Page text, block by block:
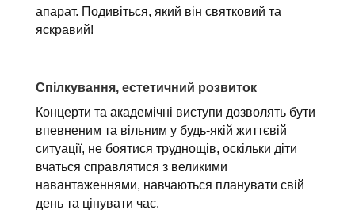
апарат. Подивіться, який він святковий та
яскравий!
Спілкування, естетичний розвиток
Концерти та академічні виступи дозволять бути
впевненим та вільним у будь-якій життєвій
ситуації, не боятися труднощів, оскільки діти
вчаться справлятися з великими
навантаженнями, навчаються планувати свій
день та цінувати час.